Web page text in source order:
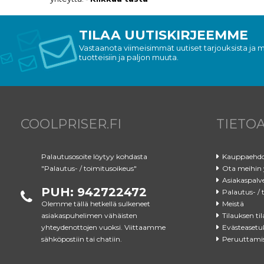
TILAA UUTISKIRJEEMME
Vastaanota viimeisimmät uutiset tarjouksista ja
tuotteisiin ja paljon muuta.
COOLPRISER.FI
Palautusosoite löytyy kohdasta
"Palautus- / toimitusoikeus"
PUH: 942722472
Olemme tällä hetkellä sulkeneet
asiakaspuhelimen vähäisten
yhteydenottojen vuoksi. Viittaamme
sähköpostiin tai chatiin.
Ota meihin
Palautus- /
Meistä
Tilauksen